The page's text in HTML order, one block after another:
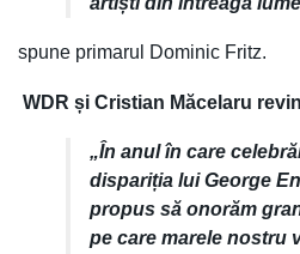
spune primarul Dominic Fritz.
WDR și Cristian Măcelaru
„În anul în care
dispariția lui George
propus să onorăm
pe care marele nostru